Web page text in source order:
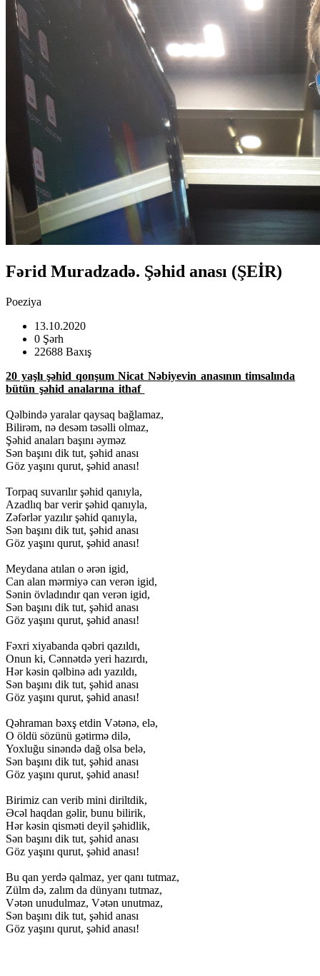
Fərid Muradzadə. Şəhid anası (ŞEİR)
Poeziya
13.10.2020
0 Şərh
22688 Baxış
20 yaşlı şəhid qonşum Nicat Nəbiyevin anasının timsalında
bütün şəhid analarına ithaf
Qəlbində yaralar qaysaq bağlamaz,
Bilirəm, nə desəm təsəlli olmaz,
Şəhid anaları başını əyməz
Sən başını dik tut, şəhid anası
Göz yaşını qurut, şəhid anası!
Torpaq suvarılır şəhid qanıyla,
Azadlıq bar verir şəhid qanıyla,
Zəfərlər yazılır şəhid qanıyla,
Sən başını dik tut, şəhid anası
Göz yaşını qurut, şəhid anası!
Meydana atılan o ərən igid,
Can alan mərmiyə can verən igid,
Sənin övladındır qan verən igid,
Sən başını dik tut, şəhid anası
Göz yaşını qurut, şəhid anası!
Fəxri xiyabanda qəbri qazıldı,
Onun ki, Cənnətdə yeri hazırdı,
Hər kəsin qəlbinə adı yazıldı,
Sən başını dik tut, şəhid anası
Göz yaşını qurut, şəhid anası!
Qəhraman bəxş etdin Vətənə, elə,
O öldü sözünü gətirmə dilə,
Yoxluğu sinəndə dağ olsa belə,
Sən başını dik tut, şəhid anası
Göz yaşını qurut, şəhid anası!
Birimiz can verib mini diriltdik,
Əcəl haqdan gəlir, bunu bilirik,
Hər kəsin qisməti deyil şəhidlik,
Sən başını dik tut, şəhid anası
Göz yaşını qurut, şəhid anası!
Bu qan yerdə qalmaz, yer qanı tutmaz,
Zülm də, zalım da dünyanı tutmaz,
Vətən unudulmaz, Vətən unutmaz,
Sən başını dik tut, şəhid anası
Göz yaşını qurut, şəhid anası!